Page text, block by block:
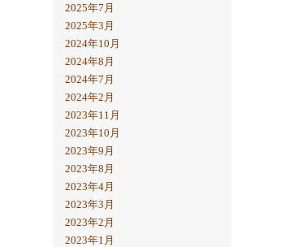
2025年7月
2025年3月
2024年10月
2024年8月
2024年7月
2024年2月
2023年11月
2023年10月
2023年9月
2023年8月
2023年4月
2023年3月
2023年2月
2023年1月